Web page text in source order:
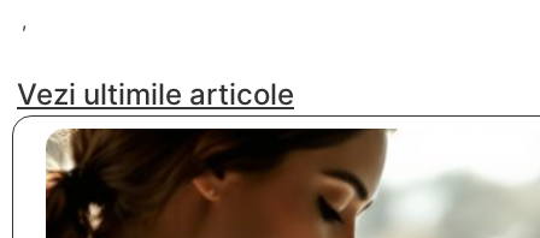
,
Vezi ultimile articole